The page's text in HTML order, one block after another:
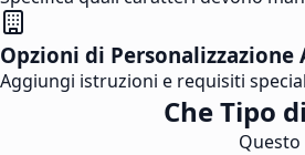
Opzioni di Personalizzazione
Aggiungi istruzioni e requisiti
Che Tipo